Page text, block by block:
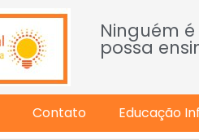
Ninguém
possa
Contato Educação